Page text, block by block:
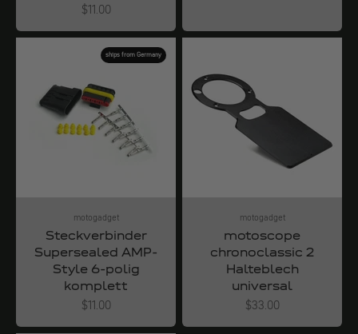
Angebot
$11.00
ships from Germany
motogadget
Steckverbinder
Supersealed AMP-
Style 6-polig
komplett
Angebot
$11.00
motogadget
motoscope
chronoclassic 2
Halteblech
universal
Angebot
$33.00